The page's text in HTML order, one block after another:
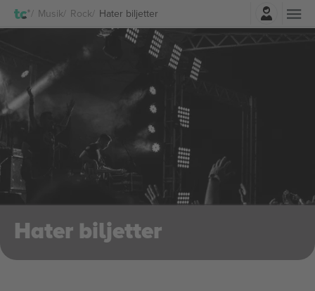
Musik Rock Hater biljetter
Hater biljetter